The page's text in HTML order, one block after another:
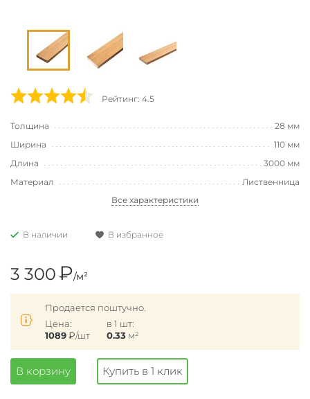
Рейтинг: 4.5
Толщина
28 мм
Ширина
110 мм
Длина
3000 мм
Материал
Лиственница
Все характеристики
В наличии В избранное
3 300₽/м²
Продается поштучно.
Цена:
1089 ₽/шт
в 1 шт:
0.33 м²
В корзину Купить в 1 клик